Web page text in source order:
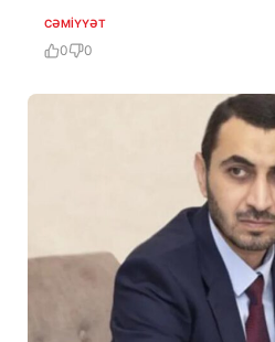
CƏMIYYƏT
0 0